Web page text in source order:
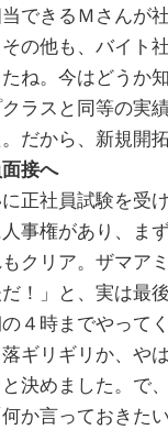
できるＭさんが
の他も、バイト
ね。今はどうか
ラスと同等の実
だから、新規開
接へ
正社員試験を受
事権があり、ま
クリア。ザマア
！」と、実は最
４時までやって
ギリギリか、や
決めました。で
か言っておきた